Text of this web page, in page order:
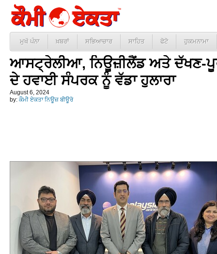
ਮੁਖੱ ਪੰਨਾ ਖ਼ਬਰਾਂ ਸਭਿਆਚਾਰ ਸਾਹਿਤ ਫੋਟੋ ਹੁਕਮਨਾਮਾ
ਆਸਟ੍ਰੇਲੀਆ, ਨਿਊਜ਼ੀਲੈਂਡ ਅਤੇ ਦੱਖਣ-
ਦੇ ਹਵਾਈ ਸੰਪਰਕ ਨੂੰ ਵੱਡਾ ਹੁਲਾਰਾ
August 6, 2024
by: ਕੌਮੀ ਏਕਤਾ ਨਿਊਜ਼ ਬੀਊਰੋ